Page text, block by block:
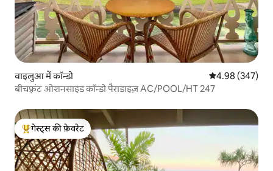
वाइलुआ में कॉन्डो औसत रेटिंग 5 में से
4.98 (347)
बीचफ़्रंट ओशनसाइड कॉन्डो पैराडाइज़ AC/POOL/HT 247
गेस्ट्स का टॉप फ़ेवरेट
गेस्ट्स की फ़ेवरेट